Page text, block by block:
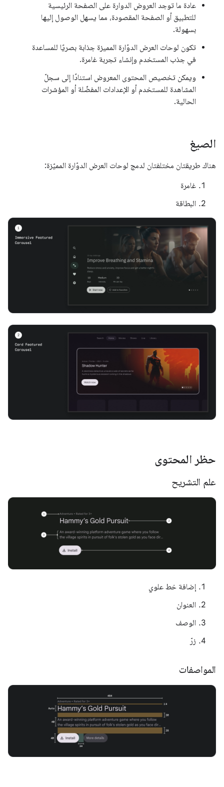
عادة ما توجد العروض الدوارة على الصفحة الرئيسية
للتطبيق أو الصفحة المقصودة، مما يسهل الوصول إليها
بسهولة.
تكون لوحات العرض الدوّارة المميزة جذابة بصريًا للمساعدة
في جذب المستخدم وإنشاء تجربة غامرة.
ويمكن تخصيص المحتوى المعروض استنادًا إلى سجلّ
المشاهدة للمستخدم أو الإعدادات المفضّلة أو المؤشرات
الحالية.
الصيغ
هناك طريقتان مختلفتان لدمج لوحات العرض الدوّارة المميّزة:
غامرة
البطاقة
حظر المحتوى
علم التشريح
إضافة خط علوي
العنوان
الوصف
زرّ
المواصفات